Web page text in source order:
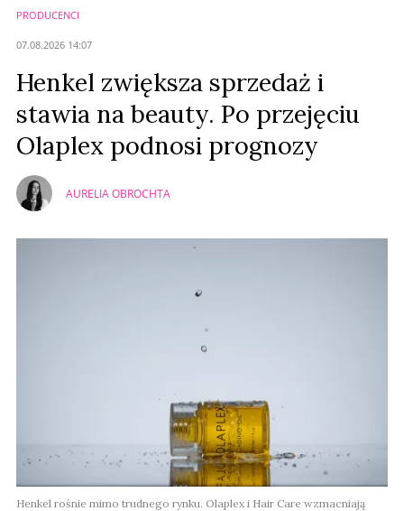
PRODUCENCI
07.08.2026 14:07
Henkel zwiększa sprzedaż i
stawia na beauty. Po przejęciu
Olaplex podnosi prognozy
AURELIA OBROCHTA
Henkel rośnie mimo trudnego rynku. Olaplex i Hair Care wzmacniają